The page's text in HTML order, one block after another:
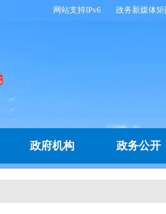
政务新媒体矩
网站支持IPv6
政府机构 政务公开